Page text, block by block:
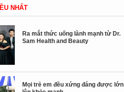
NHẤT
Ra mắt thức uống lành mạnh từ Dr.
Sam Health and Beauty
Mọi trẻ em đều xứng đáng được lớn